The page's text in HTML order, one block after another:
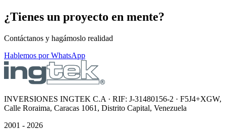
¿Tienes un proyecto en mente?
Contáctanos y hagámoslo realidad
Hablemos por WhatsApp
INVERSIONES INGTEK C.A · RIF: J-31480156-2 · F5J4+XGW,
Calle Roraima, Caracas 1061, Distrito Capital, Venezuela
2001 - 2026